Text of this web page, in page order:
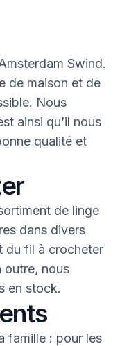
Swind.
de maison et de
Nous
ainsi qu’il nous
qualité et
de linge
dans divers
du fil à crocheter
outre, nous
en stock.
famille : pour les